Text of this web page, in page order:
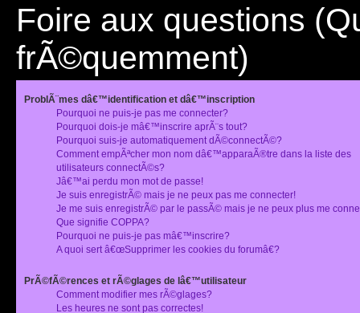
Foire aux questions
frÃ©quemment)
ProblÃ¨mes dâ€™identification et dâ€™inscription
Pourquoi ne puis-je pas me connecter?
Pourquoi dois-je mâ€™inscrire aprÃ¨s tout?
Pourquoi suis-je automatiquement dÃ©connectÃ©?
Comment empÃªcher mon nom dâ€™apparaÃ®tre dans la liste des
utilisateurs connectÃ©s?
Jâ€™ai perdu mon mot de passe!
Je suis enregistrÃ© mais je ne peux pas me connecter!
Je me suis enregistrÃ© par le passÃ© mais je ne peux plus me
Que signifie COPPA?
Pourquoi ne puis-je pas mâ€™inscrire?
A quoi sert â€œSupprimer les cookies du forumâ€?
PrÃ©fÃ©rences et rÃ©glages de lâ€™utilisateur
Comment modifier mes rÃ©glages?
Les heures ne sont pas correctes!